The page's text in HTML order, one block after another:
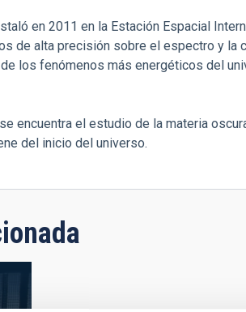
en 2011 en la Estación Espacial
de alta precisión sobre el espectro y
los fenómenos más energéticos del
encuentra el estudio de la materia
del inicio del universo.